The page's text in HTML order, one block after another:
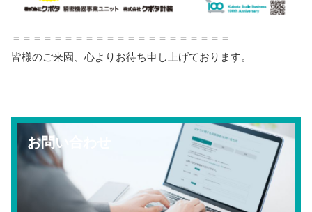
＝＝＝＝＝＝＝＝＝＝＝＝＝＝＝＝＝＝＝＝＝
皆様のご来園、心よりお待ち申し上げております。
お問い合わせ